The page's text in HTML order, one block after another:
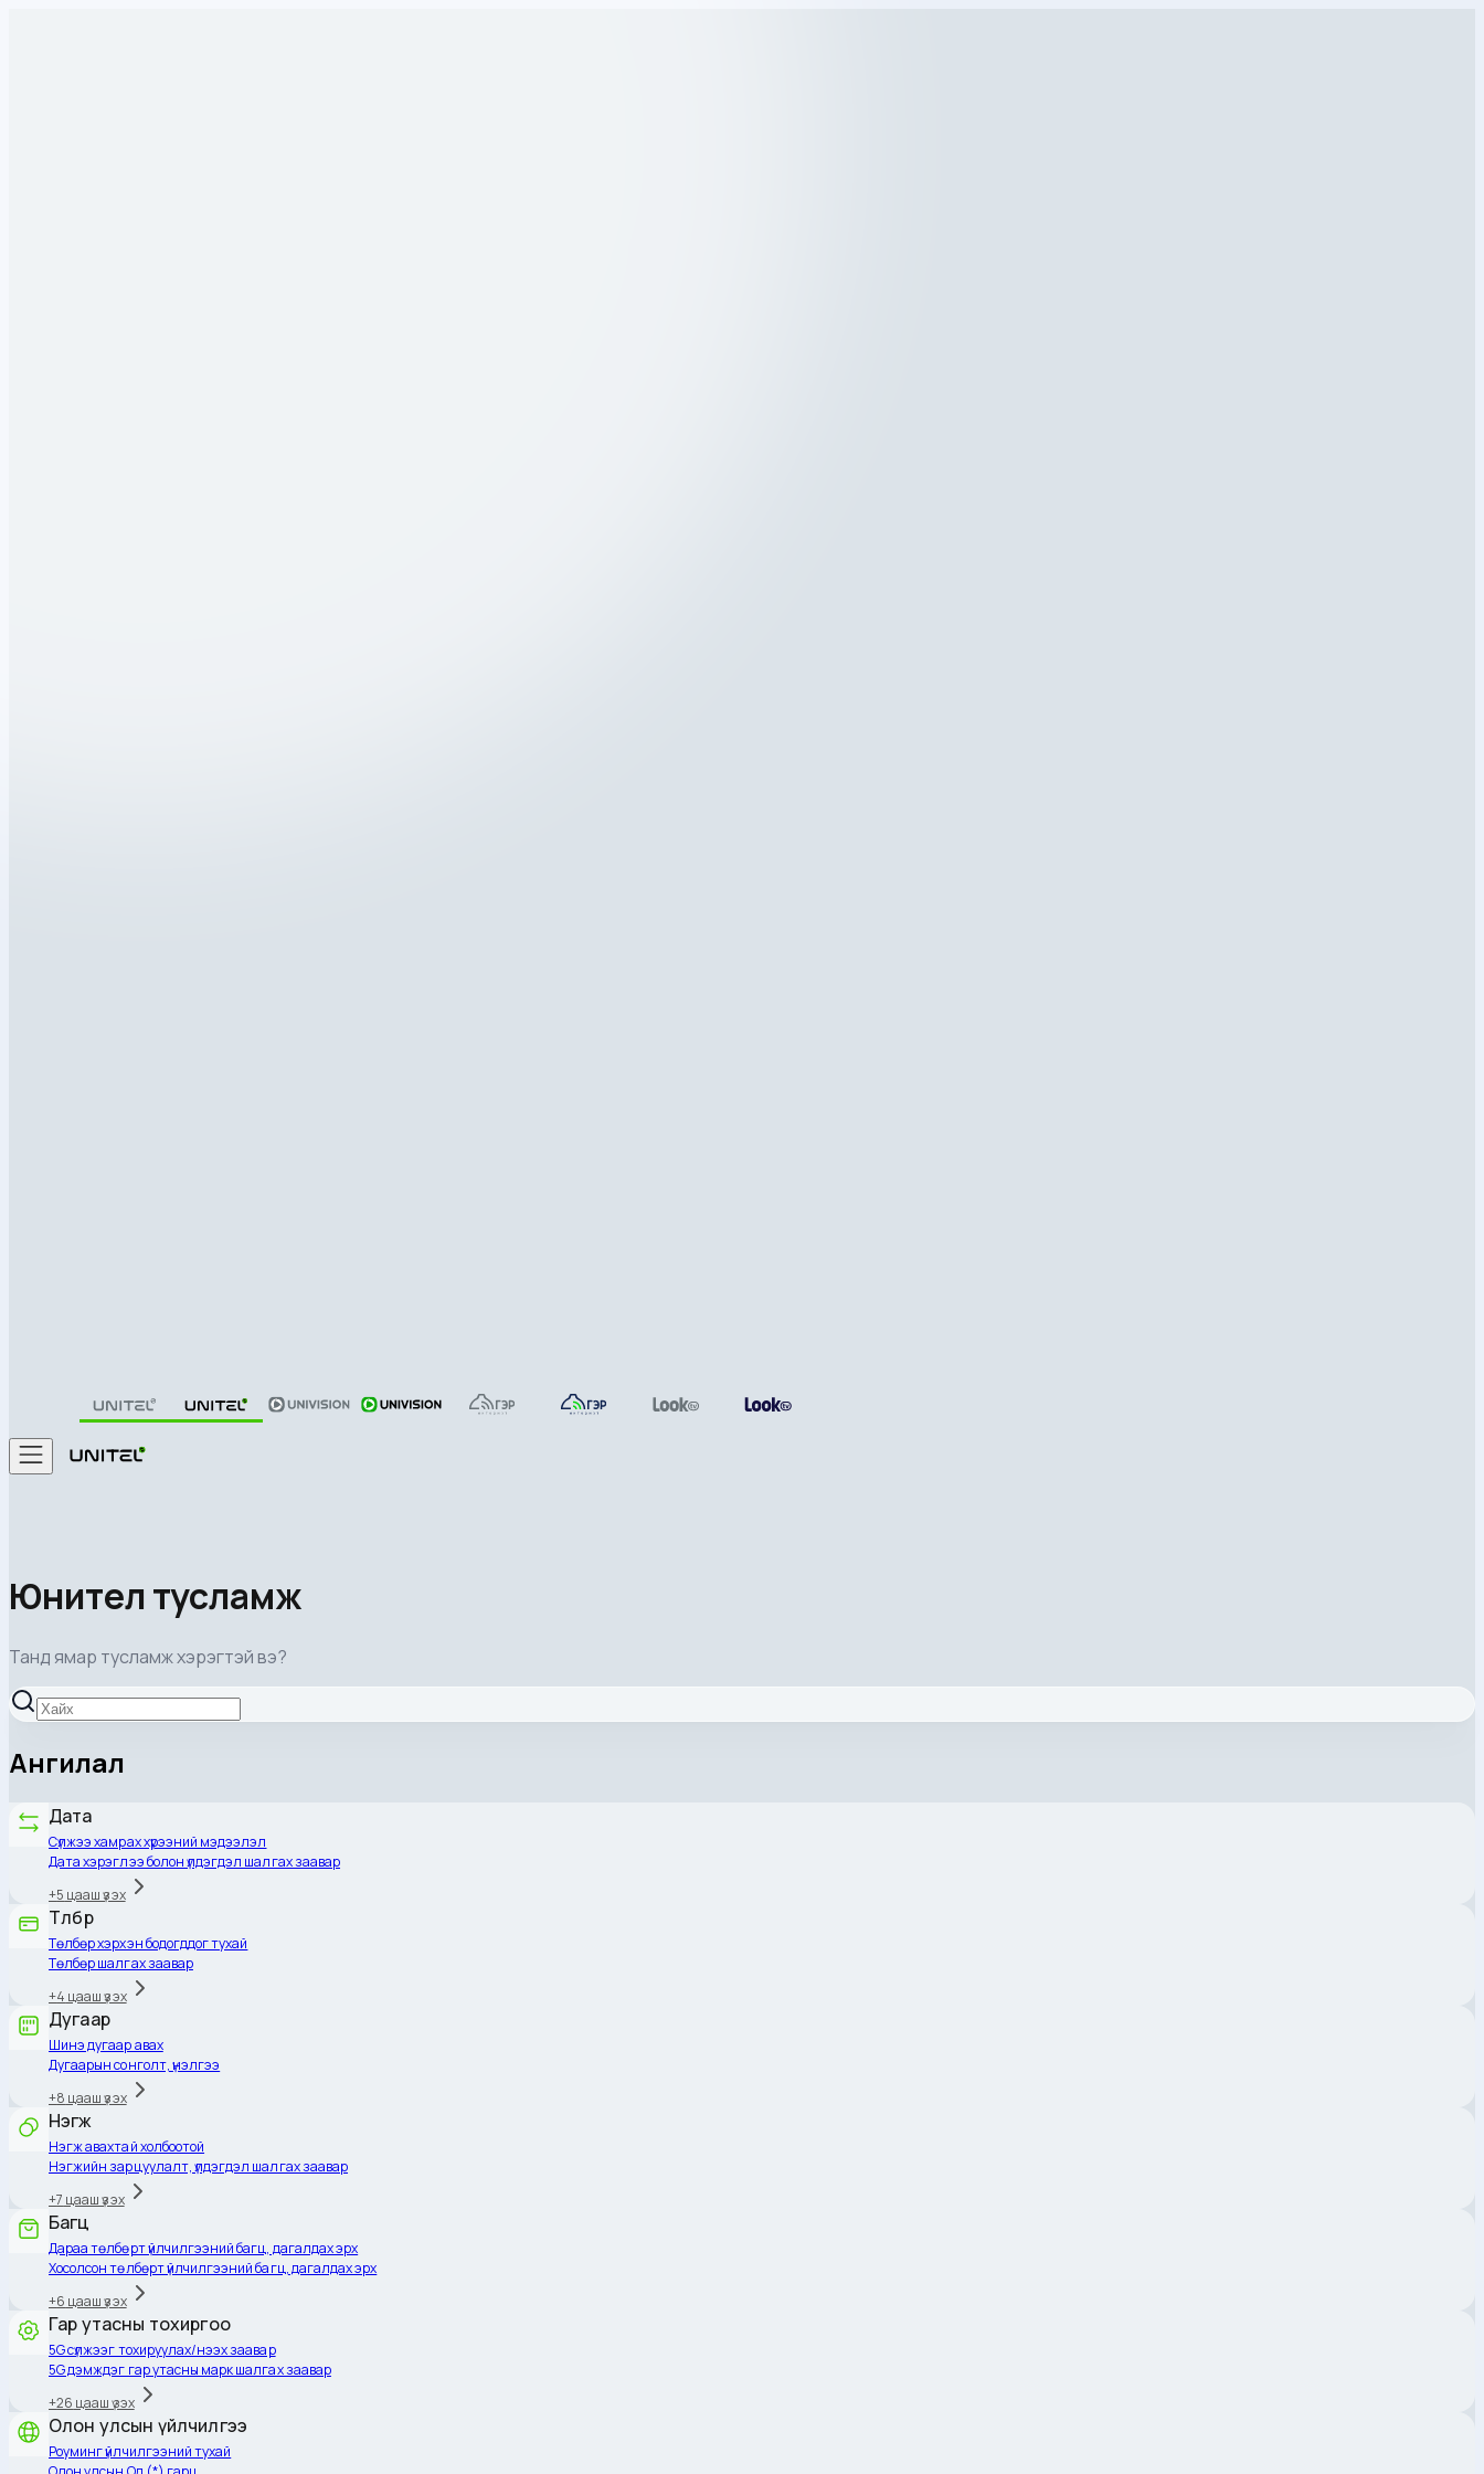
Юнител тусламж
Танд ямар тусламж хэрэгтэй вэ?
Ангилал
Дата
Сүлжээ хамрах хүрээний мэдээлэл
Дата хэрэглээ болон үлдэгдэл шалгах заавар
+5 цааш үзэх
Төлбөр
Төлбөр хэрхэн бодогддог тухай
Төлбөр шалгах заавар
+4 цааш үзэх
Дугаар
Шинэ дугаар авах
Дугаарын сонголт, үнэлгээ
+8 цааш үзэх
Нэгж
Нэгж авахтай холбоотой
Нэгжийн зарцуулалт, үлдэгдэл шалгах заавар
+7 цааш үзэх
Багц
Дараа төлбөрт үйлчилгээний багц, дагалдах эрх
Хосолсон төлбөрт үйлчилгээний багц, дагалдах эрх
+6 цааш үзэх
Гар утасны тохиргоо
5G сүлжээг тохируулах/нээх заавар
5G дэмждэг гар утасны марк шалгах заавар
+26 цааш үзэх
Олон улсын үйлчилгээ
Роуминг үйлчилгээний тухай